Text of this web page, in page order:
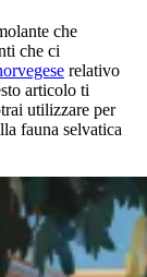
che
che ci
relativo
articolo ti
utilizzare per
fauna selvatica